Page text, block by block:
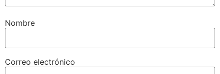
Nombre
Correo electrónico